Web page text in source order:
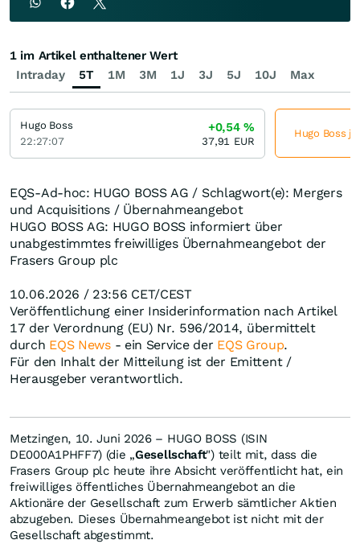
EQS-Ad-hoc: HUGO BOSS AG / Schlagwort(e): Mergers
und Acquisitions / Übernahmeangebot
HUGO BOSS AG: HUGO BOSS informiert über
unabgestimmtes freiwilliges Übernahmeangebot der
Frasers Group plc
10.06.2026 / 23:56 CET/CEST
Veröffentlichung einer Insiderinformation nach Artikel
17 der Verordnung (EU) Nr. 596/2014, übermittelt
durch EQS News- ein Service der EQS Group.
Für den Inhalt der Mitteilung ist der Emittent /
Herausgeber verantwortlich.
Metzingen, 10. Juni 2026 – HUGO BOSS (ISIN
DE000A1PHFF7) (die „Gesellschaft") teilt mit, dass die
Frasers Group plc heute ihre Absicht veröffentlicht hat, ein
freiwilliges öffentliches Übernahmeangebot an die
Aktionäre der Gesellschaft zum Erwerb sämtlicher Aktien
abzugeben. Dieses Übernahmeangebot ist nicht mit der
Gesellschaft abgestimmt.
Intraday 5T 1M 3M 1J 3J 5J 10J Max
1 im Artikel enthaltener Wert
Hugo Boss
22:27:07
+0,54%
37,91 EUR
Hugo Boss